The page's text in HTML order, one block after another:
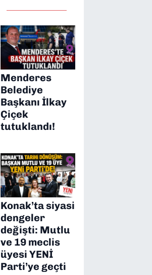
Menderes
Belediye
Başkanı İlkay
Çiçek
tutuklandı!
Konak’ta siyasi
dengeler
değişti: Mutlu
ve 19 meclis
üyesi YENİ
Parti’ye geçti